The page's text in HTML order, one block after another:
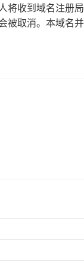
将收到域名注册
被取消。本域名